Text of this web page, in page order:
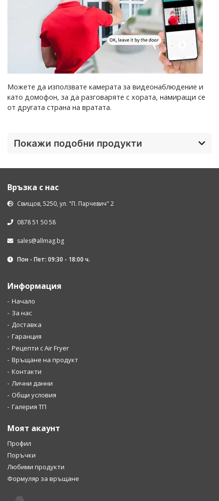
Можете да използвате камерата за видеонаблюдение и
като домофон, за да разговаряте с хората, намиращи се
от другата страна на вратата.
Покажи подобни продукти
Връзка с нас
Свищов, 5250, ул. "П. Парчевич" 2
0878 51 50 58
sales@allmag.bg
Пон - Пет: 09:30 - 18:00 ч.
Информация
Начало
За нас
Доставка
Гаранция
Рецепти с Air Fryer
Връщане на продукт
Контакти
Лични данни
Общи условия
Галерия ТП
Моят акаунт
Профил
Поръчки
Любими продукти
Формуляр за връщане